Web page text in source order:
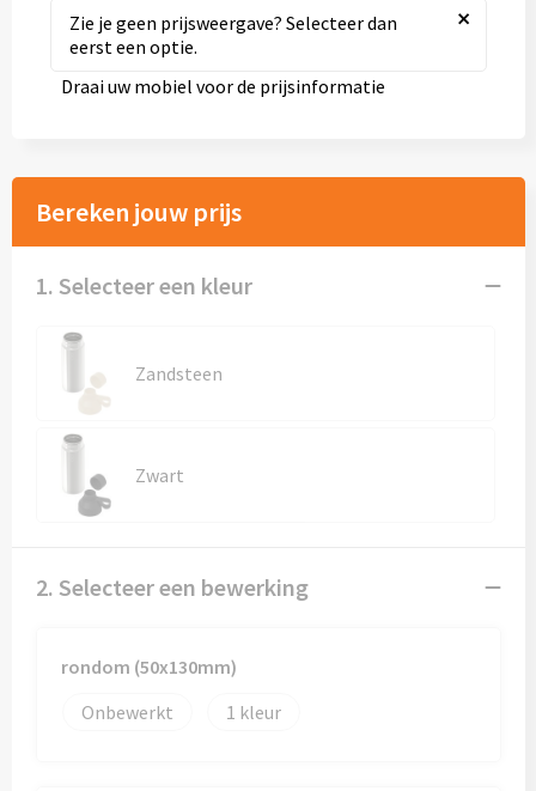
Milieuvriendelijke mokken
NIEUWE mokken
Kunststof bekers
Relatiegeschenken
Sets en Servies
Warme en Koude dranken
Zie je geen prijsweergave? Selecteer dan
eerst een optie.
×
Draai uw mobiel voor de prijsinformatie
Bereken jouw prijs
1. Selecteer een kleur
Zandsteen
Zwart
2. Selecteer een bewerking
rondom (50x130mm)
Onbewerkt
1